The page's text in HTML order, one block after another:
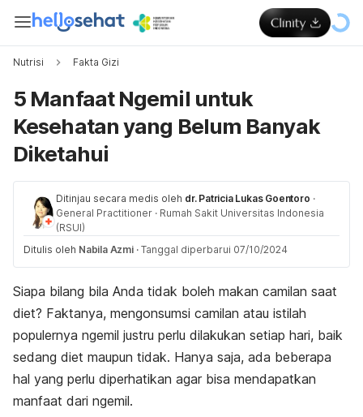
Nutrisi Fakta Gizi
5 Manfaat Ngemil untuk
Kesehatan yang Belum Banyak
Diketahui
Ditinjau secara medis oleh dr. Patricia Lukas Goentoro ·
General Practitioner · Rumah Sakit Universitas Indonesia
(RSUI)
Ditulis oleh Nabila Azmi · Tanggal diperbarui 07/10/2024
Siapa bilang bila Anda tidak boleh makan camilan saat
diet? Faktanya, mengonsumsi camilan atau istilah
populernya ngemil justru perlu dilakukan setiap hari, baik
sedang diet maupun tidak. Hanya saja, ada beberapa
hal yang perlu diperhatikan agar bisa mendapatkan
manfaat dari ngemil.